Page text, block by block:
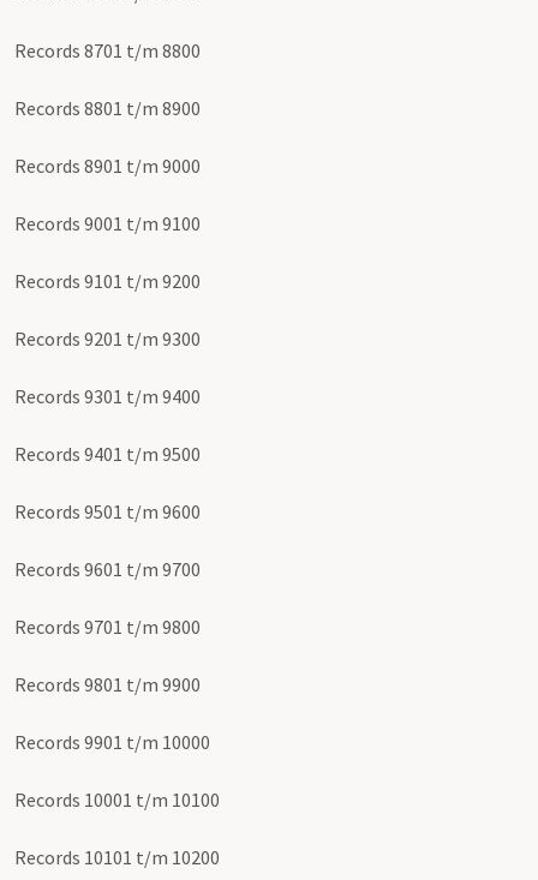
Records 8701 t/m 8800
Records 8801 t/m 8900
Records 8901 t/m 9000
Records 9001 t/m 9100
Records 9101 t/m 9200
Records 9201 t/m 9300
Records 9301 t/m 9400
Records 9401 t/m 9500
Records 9501 t/m 9600
Records 9601 t/m 9700
Records 9701 t/m 9800
Records 9801 t/m 9900
Records 9901 t/m 10000
Records 10001 t/m 10100
Records 10101 t/m 10200